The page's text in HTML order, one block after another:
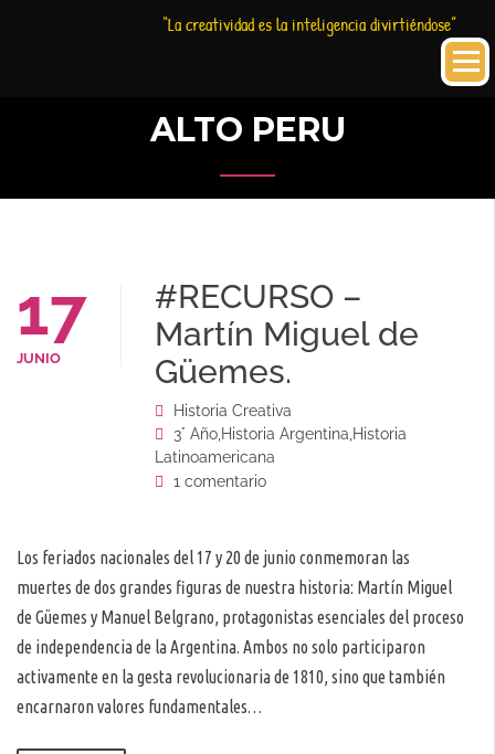
“La creatividad es la inteligencia divirtiéndose”
ALTO PERU
17
JUNIO
#RECURSO –
Martín Miguel de
Güemes.
Historia Creativa
3° Año,Historia Argentina,Historia
Latinoamericana
1 comentario
Los feriados nacionales del 17 y 20 de junio conmemoran las
muertes de dos grandes figuras de nuestra historia: Martín Miguel
de Güemes y Manuel Belgrano, protagonistas esenciales del proceso
de independencia de la Argentina. Ambos no solo participaron
activamente en la gesta revolucionaria de 1810, sino que también
encarnaron valores fundamentales…